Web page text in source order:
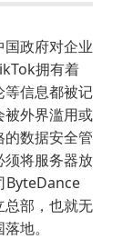
政府对企业
拥有着
等信息都被记
被外界滥用或
数据安全管
须将服务器放
ByteDance
总部，也就无
地。